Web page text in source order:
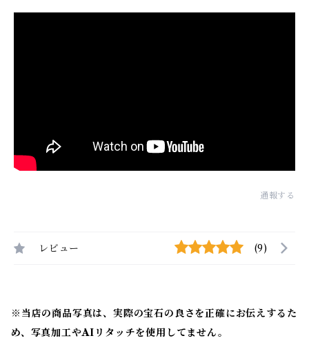
通報する
レビュー (9)
※当店の商品写真は、実際の宝石の良さを正確にお伝えするた
め、写真加工やAIリタッチを使用してません。